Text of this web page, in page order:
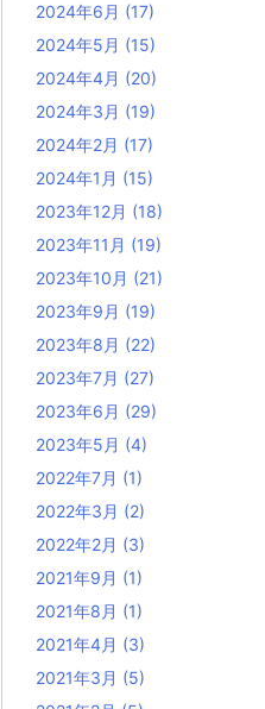
2024年6月 (17)
2024年5月 (15)
2024年4月 (20)
2024年3月 (19)
2024年2月 (17)
2024年1月 (15)
2023年12月 (18)
2023年11月 (19)
2023年10月 (21)
2023年9月 (19)
2023年8月 (22)
2023年7月 (27)
2023年6月 (29)
2023年5月 (4)
2022年7月 (1)
2022年3月 (2)
2022年2月 (3)
2021年9月 (1)
2021年8月 (1)
2021年4月 (3)
2021年3月 (5)